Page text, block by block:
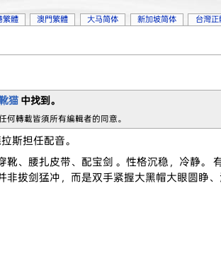
猫 中找到。
何轉載皆須所有編輯者的同意。
斯担任配音。
、腰扎皮带、配宝剑 。性格沉稳，冷静。
拔剑猛冲，而是双手紧握大黑帽大眼圆睁
繁體 澳門繁體 大马简体 新加坡简体 台灣正